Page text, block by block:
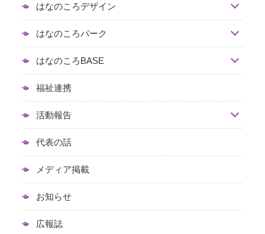
はなのころデザイン
はなのころパーク
はなのころBASE
福祉連携
活動報告
代表の話
メディア掲載
お知らせ
広報誌